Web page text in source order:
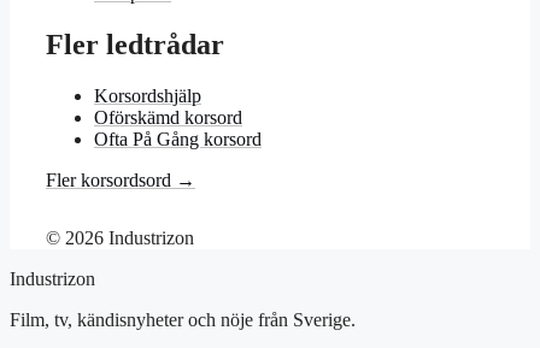
Fler ledtrådar
Korsordshjälp
Oförskämd korsord
Ofta På Gång korsord
Fler korsordsord →
© 2026 Industrizon
Industrizon
Film, tv, kändisnyheter och nöje från Sverige.